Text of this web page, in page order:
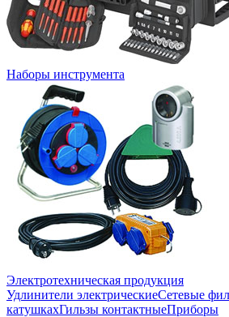
Наборы инструмента
Электротехническая продукция
Удлинители электрическиеСетевые
катушкахГильзы контактныеПриборы